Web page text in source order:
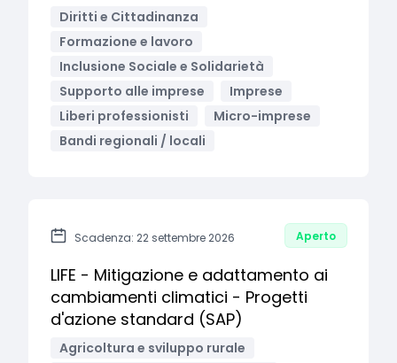
Diritti e Cittadinanza
Formazione e lavoro
Inclusione Sociale e Solidarietà
Supporto alle imprese
Imprese
Liberi professionisti
Micro-imprese
Bandi regionali / locali
Scadenza: 22 settembre 2026 Aperto
LIFE - Mitigazione e adattamento ai
cambiamenti climatici - Progetti
d'azione standard (SAP)
Agricoltura e sviluppo rurale